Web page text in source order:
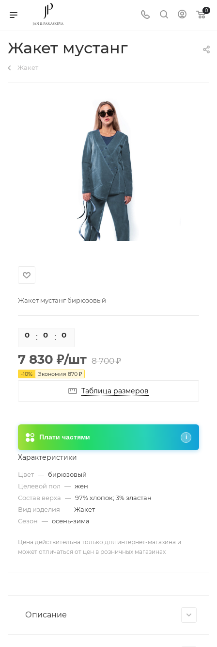
0
Жакет мустанг
Жакет
Жакет мустанг бирюзовый
0 0 0
7 830 ₽/шт 8 700₽
-10% Экономия 870 ₽
Таблица размеров
Плати частями i
Характеристики
Цвет — бирюзовый
Целевой пол — жен
Состав верха — 97% хлопок; 3% эластан
Вид изделия — Жакет
Сезон — осень-зима
Цена действительна только для интернет-магазина и
может отличаться от цен в розничных магазинах
Описание